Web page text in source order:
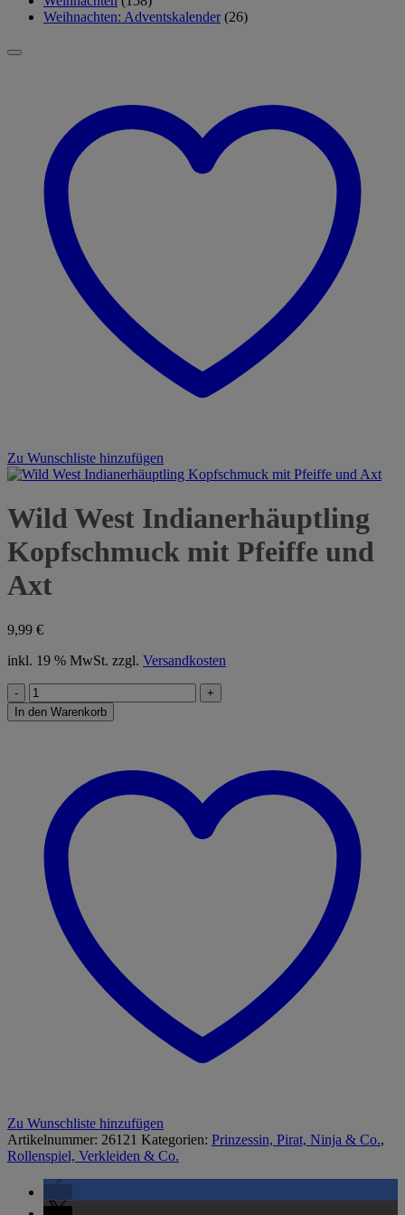
Weihnachten: Adventskalender (26)
Zu Wunschliste hinzufügen
Wild West Indianerhäuptling
Kopfschmuck mit Pfeiffe und
Axt
9,99 €
inkl. 19 % MwSt. zzgl. Versandkosten
Wild
West
Indianerhäuptling
Menge
In den Warenkorb
Zu Wunschliste hinzufügen
Artikelnummer: 26121 Kategorien: Prinzessin, Pirat, Ninja & Co.,
Rollenspiel, Verkleiden & Co.